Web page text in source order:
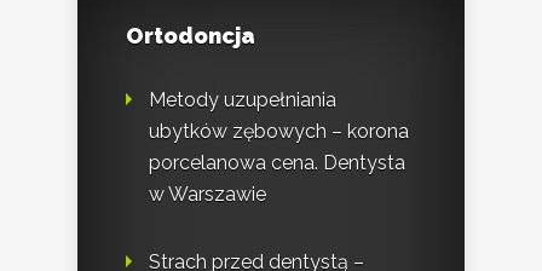
Ortodoncja
Metody uzupełniania
ubytków zębowych – korona
porcelanowa cena. Dentysta
w Warszawie
Strach przed dentystą –